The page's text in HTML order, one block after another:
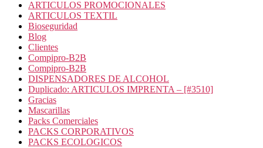
ARTICULOS PROMOCIONALES
ARTICULOS TEXTIL
Bioseguridad
Blog
Clientes
Compipro-B2B
Compipro-B2B
DISPENSADORES DE ALCOHOL
Duplicado: ARTICULOS IMPRENTA – [#3510]
Gracias
Mascarillas
Packs Comerciales
PACKS CORPORATIVOS
PACKS ECOLOGICOS